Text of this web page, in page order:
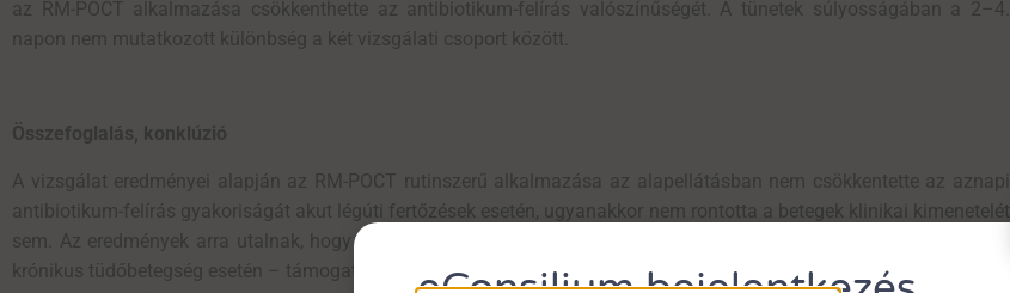
az RM-POCT alkalmazása csökkenthette az antibiotikum-felírás valószínűségét. A tünetek súlyosságában a 2–4.
napon nem mutatkozott különbség a két vizsgálati csoport között.
Összefoglalás, konklúzió
A vizsgálat eredményei alapján az RM-POCT rutinszerű alkalmazása az alapellátásban nem csökkentette az aznapi
antibiotikum-felírás gyakoriságát akut légúti fertőzések esetén, ugyanakkor nem rontotta a betegek klinikai kimenetelét
sem. Az eredmények arra utalnak, hogy a teszt bizonyos betegcsoportokban – különösen igazolt vírusfertőzés vagy
krónikus tüdőbetegség esetén – támogathatja a célzottabb antibiotikum-használatot, de önmagában nem elegendő az